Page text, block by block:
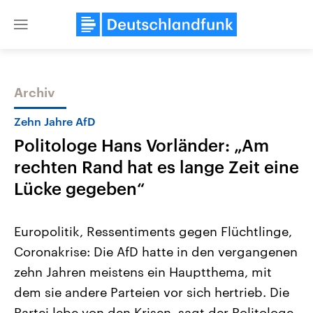
Close
Themen
2026
Alle Informationen
Sachsen-Anhalt wählt am 6.
September 2026 einen neuen
Landtag. Seit 2021 wird das
Bundesland von einer Koalition aus
Aktuelle Beiträge,
Hintergründe
Wirtschaftlich und
gehören die Vereinigten
den mächtigsten Ländern
mit großem Einfluss auf
Archiv
Zehn Jahre AfD
Politologe Hans Vorländer: „Am
rechten Rand hat es lange Zeit eine
Lücke gegeben“
Europolitik, Ressentiments gegen Flüchtlinge,
Coronakrise: Die AfD hatte in den vergangenen
zehn Jahren meistens ein Hauptthema, mit
dem sie andere Parteien vor sich hertrieb. Die